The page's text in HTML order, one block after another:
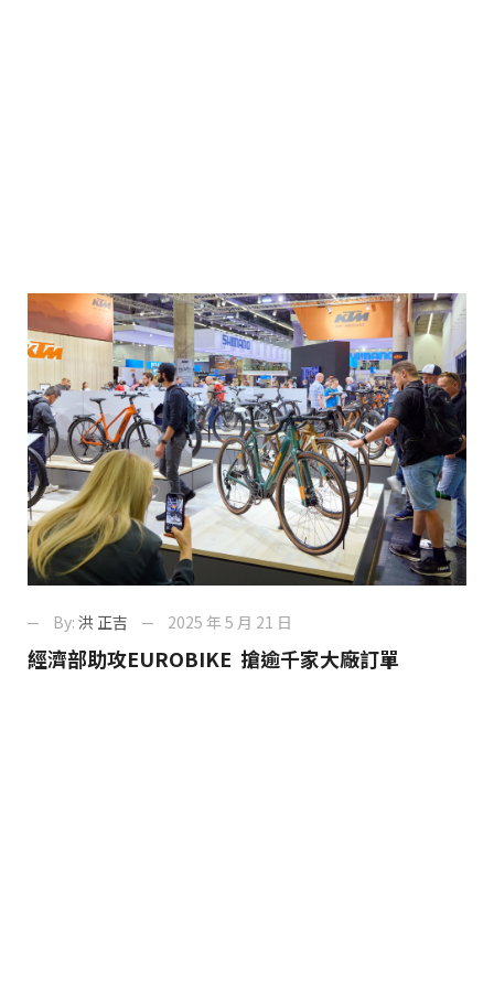
By: 洪 正吉 2025 年 5 月 21 日
經濟部助攻EUROBIKE 搶逾千家大廠訂單